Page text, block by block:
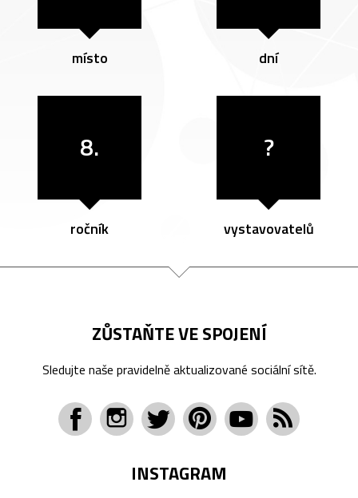
místo dní
8.
ročník
?
vystavovatelů
ZŮSTAŇTE VE SPOJENÍ
Sledujte naše pravidelně aktualizované sociální sítě.
INSTAGRAM